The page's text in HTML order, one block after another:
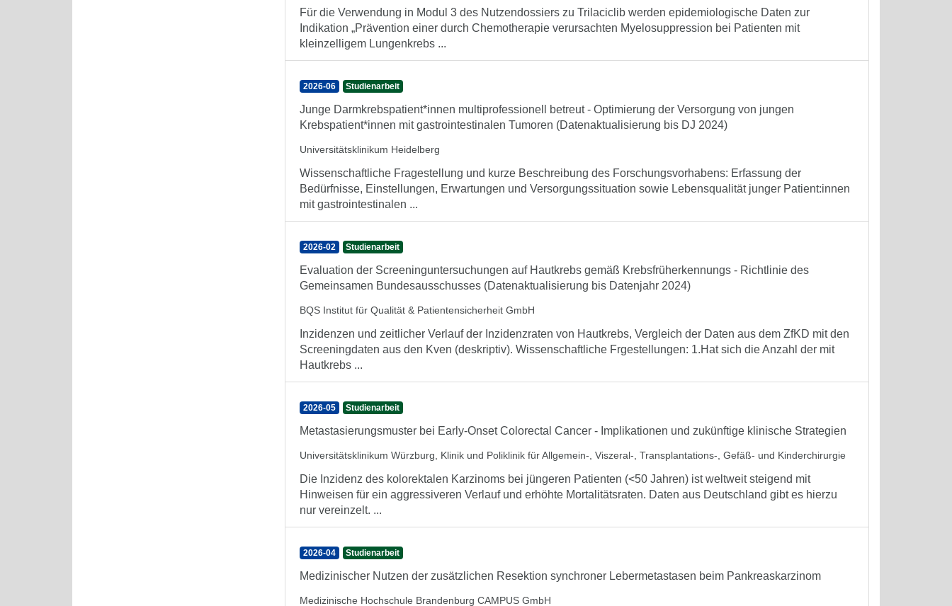
Für die Verwendung in Modul 3 des Nutzendossiers zu Trilaciclib werden epidemiologische Daten zur
Indikation „Prävention einer durch Chemotherapie verursachten Myelosuppression bei Patienten mit
kleinzelligem Lungenkrebs ...
2026-06 Studienarbeit
Junge Darmkrebspatient*innen multiprofessionell betreut - Optimierung der Versorgung von jungen
Krebspatient*innen mit gastrointestinalen Tumoren (Datenaktualisierung bis DJ 2024)
Universitätsklinikum Heidelberg
Wissenschaftliche Fragestellung und kurze Beschreibung des Forschungsvorhabens: Erfassung der
Bedürfnisse, Einstellungen, Erwartungen und Versorgungssituation sowie Lebensqualität junger Patient:innen
mit gastrointestinalen ...
2026-02 Studienarbeit
Evaluation der Screeninguntersuchungen auf Hautkrebs gemäß Krebsfrüherkennungs - Richtlinie des
Gemeinsamen Bundesausschusses (Datenaktualisierung bis Datenjahr 2024)
BQS Institut für Qualität & Patientensicherheit GmbH
Inzidenzen und zeitlicher Verlauf der Inzidenzraten von Hautkrebs, Vergleich der Daten aus dem ZfKD mit den
Screeningdaten aus den Kven (deskriptiv). Wissenschaftliche Frgestellungen: 1.Hat sich die Anzahl der mit
Hautkrebs ...
2026-05 Studienarbeit
Metastasierungsmuster bei Early-Onset Colorectal Cancer - Implikationen und zukünftige klinische Strategien
Universitätsklinikum Würzburg, Klinik und Poliklinik für Allgemein-, Viszeral-, Transplantations-, Gefäß- und Kinderchirurgie
Die Inzidenz des kolorektalen Karzinoms bei jüngeren Patienten (<50 Jahren) ist weltweit steigend mit
Hinweisen für ein aggressiveren Verlauf und erhöhte Mortalitätsraten. Daten aus Deutschland gibt es hierzu
nur vereinzelt. ...
2026-04 Studienarbeit
Medizinischer Nutzen der zusätzlichen Resektion synchroner Lebermetastasen beim Pankreaskarzinom
Medizinische Hochschule Brandenburg CAMPUS GmbH